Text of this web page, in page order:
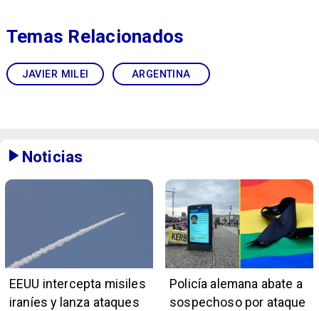
JAVIER MILEI ARGENTINA
Temas Relacionados
Noticias
EEUU intercepta misiles
iraníes y lanza ataques
Policía alemana abate a
sospechoso por ataque